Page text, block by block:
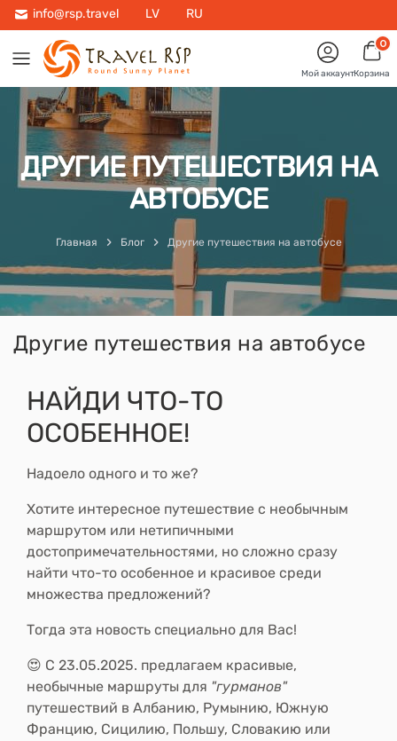
info@rsp.travel LV RU
Мой аккаунт
0
Корзина
ДРУГИЕ ПУТЕШЕСТВИЯ НА
АВТОБУСЕ
Главная Блог Другие путешествия на автобусе
Другие путешествия на автобусе
НАЙДИ ЧТО-ТО
ОСОБЕННОЕ!
Надоело одного и то же?
Хотите интересное путешествие с необычным
маршрутом или нетипичными
достопримечательностями, но сложно сразу
найти что-то особенное и красивое среди
множества предложений?
Тогда эта новость специально для Вас!
😍 С 23.05.2025. предлагаем красивые,
необычные маршруты для "гурманов"
путешествий в Албанию, Румынию, Южную
Францию, Сицилию, Польшу, Словакию или